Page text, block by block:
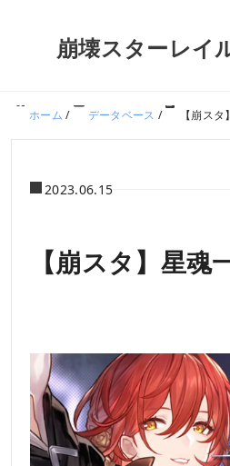
崩壊スターレイ
ホーム / データベース / 【崩ス
2023.06.15
【崩スタ】星魂